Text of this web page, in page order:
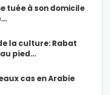
tuée à son domicile
la culture: Rabat
pied…
cas en Arabie